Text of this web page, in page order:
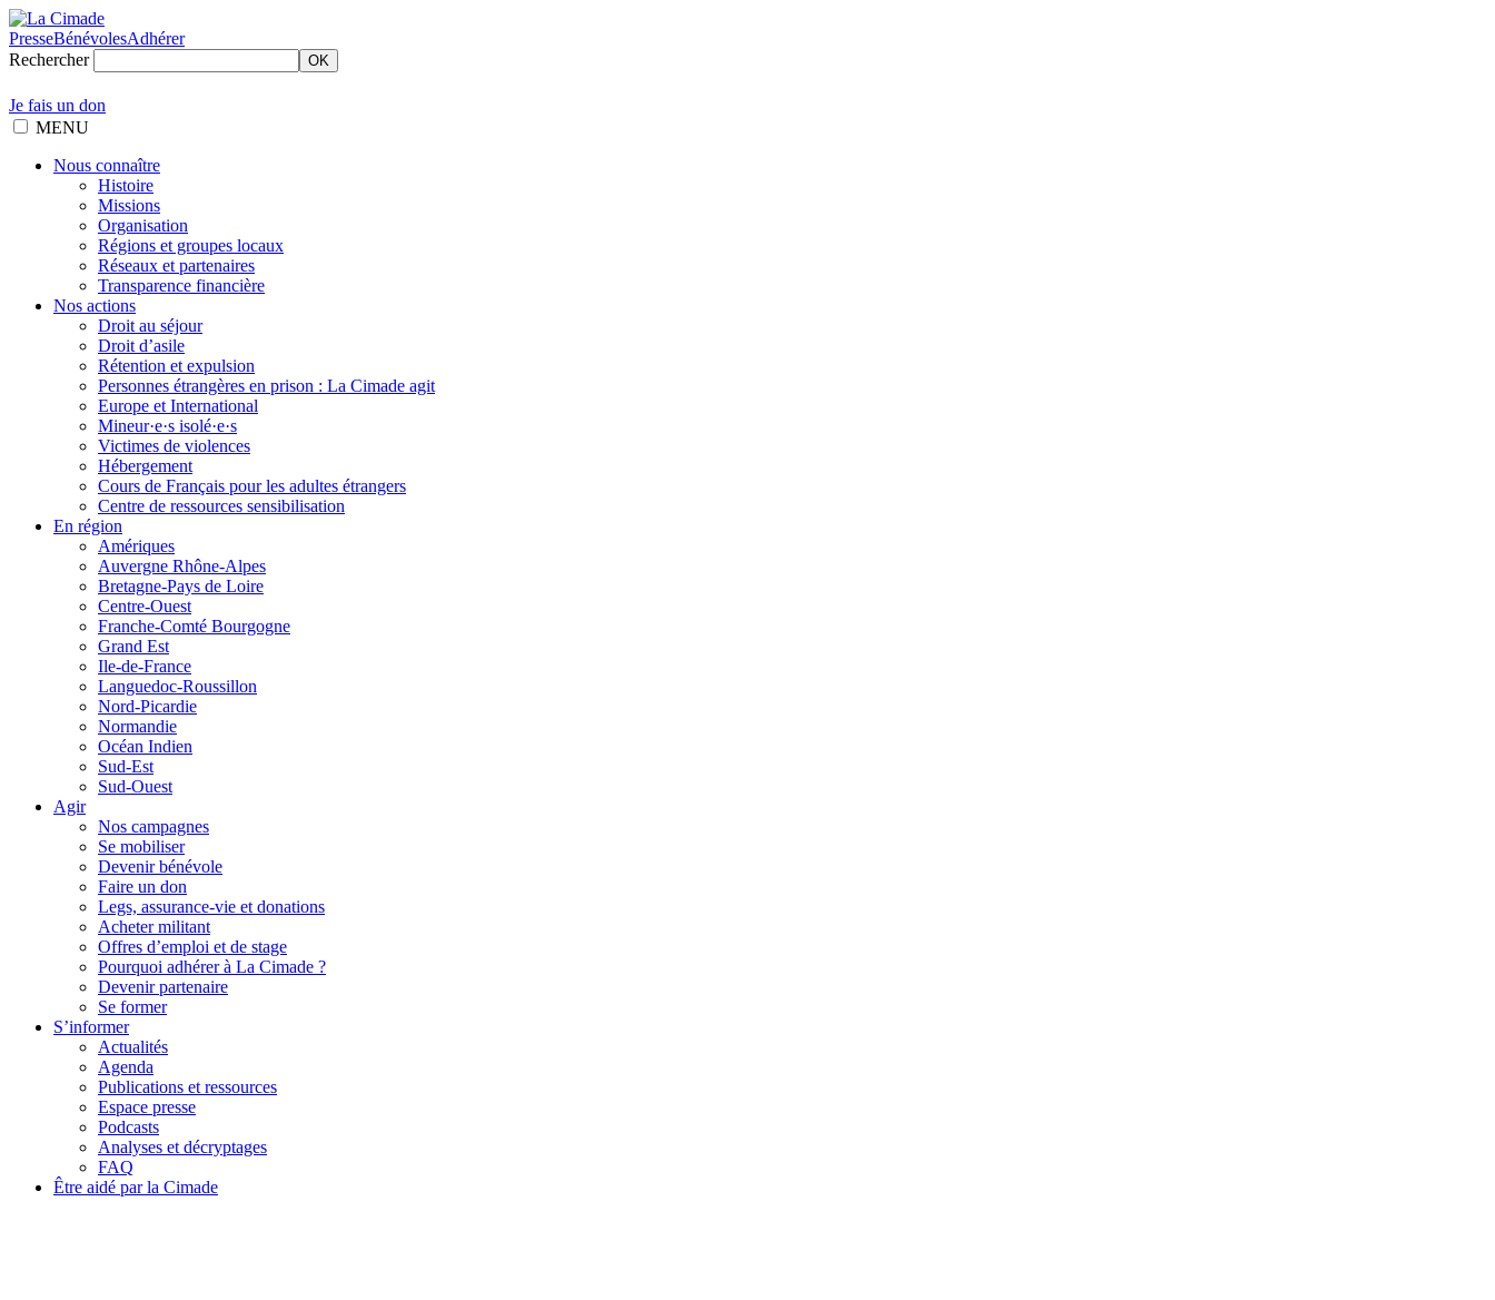
PresseBénévolesAdhérer
Rechercher
OK
Je fais un don
MENU
Nous connaître
Histoire
Missions
Organisation
Régions et groupes locaux
Réseaux et partenaires
Transparence financière
Nos actions
Droit au séjour
Droit d’asile
Rétention et expulsion
Personnes étrangères en prison : La Cimade agit
Europe et International
Mineur·e·s isolé·e·s
Victimes de violences
Hébergement
Cours de Français pour les adultes étrangers
Centre de ressources sensibilisation
En région
Amériques
Auvergne Rhône-Alpes
Bretagne-Pays de Loire
Centre-Ouest
Franche-Comté Bourgogne
Grand Est
Ile-de-France
Languedoc-Roussillon
Nord-Picardie
Normandie
Océan Indien
Sud-Est
Sud-Ouest
Agir
Nos campagnes
Se mobiliser
Devenir bénévole
Faire un don
Legs, assurance-vie et donations
Acheter militant
Offres d’emploi et de stage
Pourquoi adhérer à La Cimade ?
Devenir partenaire
Se former
S’informer
Actualités
Agenda
Publications et ressources
Espace presse
Podcasts
Analyses et décryptages
FAQ
Être aidé par la Cimade